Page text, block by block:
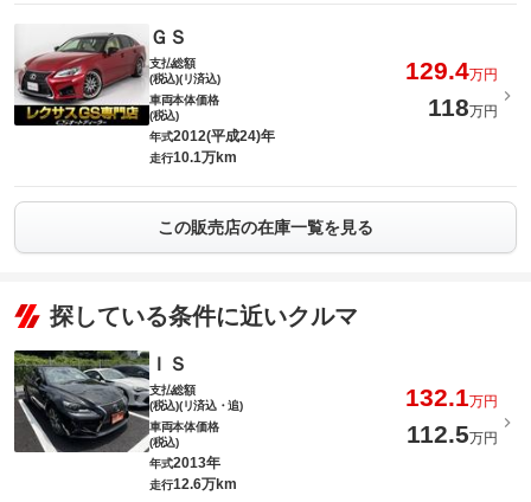
ＧＳ
支払総額
(税込)(リ済込)
129.4万円
車両本体価格
(税込)
118万円
年式2012(平成24)年
走行10.1万km
この販売店の在庫一覧を見る
探している条件に近いクルマ
ＩＳ
支払総額
(税込)(リ済込・追)
132.1万円
車両本体価格
(税込)
112.5万円
年式2013年
走行12.6万km